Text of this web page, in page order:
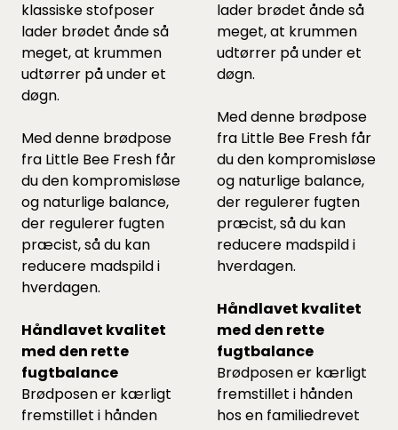
klassiske stofposer
lader brødet ånde så
meget, at krummen
udtørrer på under et
døgn.
Med denne brødpose
fra Little Bee Fresh får
du den kompromisløse
og naturlige balance,
der regulerer fugten
præcist, så du kan
reducere madspild i
hverdagen.
Håndlavet kvalitet
med den rette
fugtbalance
Brødposen er kærligt
fremstillet i hånden
lader brødet ånde så
meget, at krummen
udtørrer på under et
døgn.
Med denne brødpose
fra Little Bee Fresh får
du den kompromisløse
og naturlige balance,
der regulerer fugten
præcist, så du kan
reducere madspild i
hverdagen.
Håndlavet kvalitet
med den rette
fugtbalance
Brødposen er kærligt
fremstillet i hånden
hos en familiedrevet